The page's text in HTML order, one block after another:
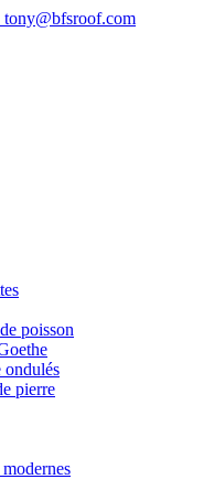
tony@bfsroof.com
poisson
ondulés
pierre